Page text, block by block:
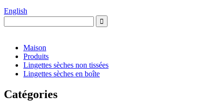
English
Maison
Produits
Lingettes sèches non tissées
Lingettes sèches en boîte
Catégories